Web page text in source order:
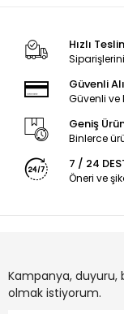
Hızlı
Güvenli
Güvenli
Geniş
Binlerce
7 / 24
Öneri ve
Kampanya,
olmak istiyorum.